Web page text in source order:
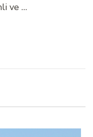
ve …